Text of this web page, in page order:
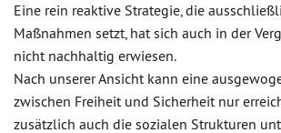
Eine rein reaktive Strategie, die
Maßnahmen setzt, hat sich auch in der
nicht nachhaltig erwiesen.
Nach unserer Ansicht kann eine
zwischen Freiheit und Sicherheit nur
zusätzlich auch die sozialen Strukturen